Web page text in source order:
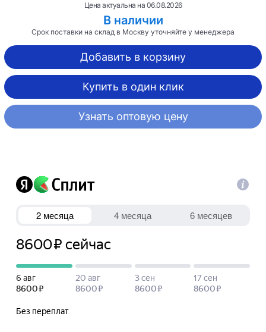
Цена актуальна на 06.08.2026
В наличии
Срок поставки на склад в Москву уточняйте у менеджера
Добавить в корзину
Купить в один клик
Узнать оптовую цену